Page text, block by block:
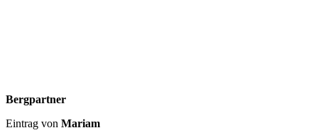
Bergpartner
Eintrag von Mariam